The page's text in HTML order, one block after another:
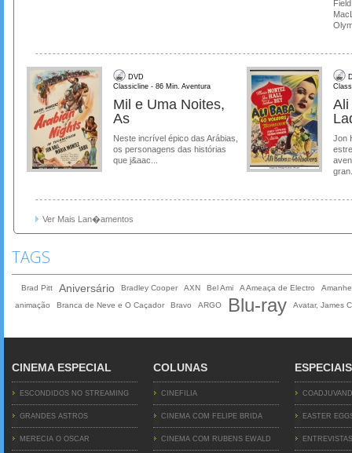
DVD
Classicline - 86 Min. Aventura
Mil e Uma Noites,
As
Neste incrível épico das Arábias,
os personagens das histórias
que j&aac...
Ali
Jon
Ver Mais Lan�amentos
TAGS
Brad Pitt Aniversário Bradley Cooper AXN Bel Ami A Ameaça de Electro
animação
Branca de Neve e O Caçador Bravo ARGO Blu-ray Avatar, James
CINEMA ESPECIAL
ESCONDIDOS NO STREAMING
GRANDES ASTROS
MERECIA O OSCAR
COLUNAS
CINEFILIA
CINEMA COM FELIPE BRIDA
CINEMA COM RUBENS EWALD
ESPECIAIS
EASTER
ENTREVISTAS